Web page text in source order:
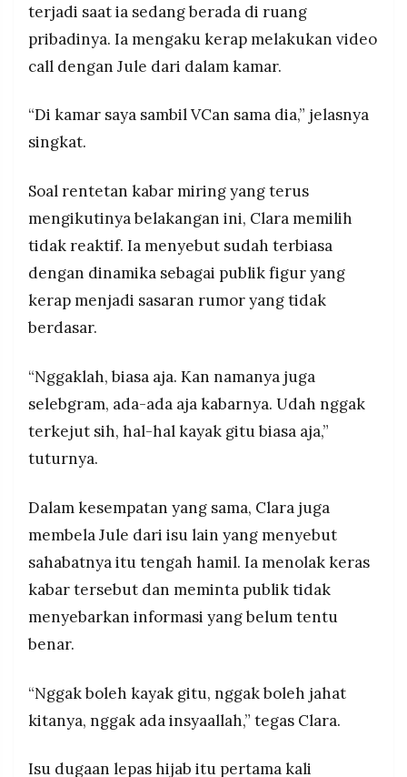
RESOLUSI
MEDIA
PRAMUDITA
terjadi saat ia sedang berada di ruang
pribadinya. Ia mengaku kerap melakukan video
call dengan Jule dari dalam kamar.
“Di kamar saya sambil VCan sama dia,” jelasnya
singkat.
Soal rentetan kabar miring yang terus
mengikutinya belakangan ini, Clara memilih
tidak reaktif. Ia menyebut sudah terbiasa
dengan dinamika sebagai publik figur yang
kerap menjadi sasaran rumor yang tidak
berdasar.
“Nggaklah, biasa aja. Kan namanya juga
selebgram, ada-ada aja kabarnya. Udah nggak
terkejut sih, hal-hal kayak gitu biasa aja,”
tuturnya.
Dalam kesempatan yang sama, Clara juga
membela Jule dari isu lain yang menyebut
sahabatnya itu tengah hamil. Ia menolak keras
kabar tersebut dan meminta publik tidak
menyebarkan informasi yang belum tentu
benar.
“Nggak boleh kayak gitu, nggak boleh jahat
kitanya, nggak ada insyaallah,” tegas Clara.
Isu dugaan lepas hijab itu pertama kali